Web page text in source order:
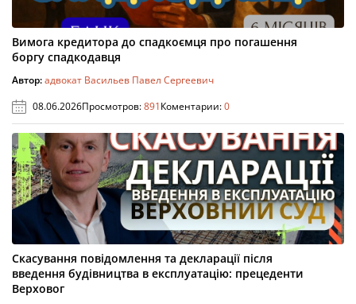
Вимога кредитора до спадкоємця про погашення
боргу спадкодавця
Автор:адвокат Васильев Павел Сергеевич
08.06.2026Просмотров:891Коментарии:0
Скасування повідомлення та декларації після
введення будівництва в експлуатацію: прецеденти
Верховог